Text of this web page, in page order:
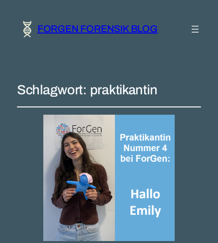
FORGEN FORENSIK BLOG
Schlagwort: praktikantin